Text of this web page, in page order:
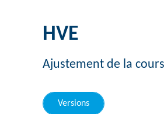
HVE
Ajustement de la
Versions